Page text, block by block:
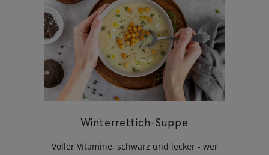
Winterrettich-Suppe
Voller Vitamine, schwarz und lecker - wer